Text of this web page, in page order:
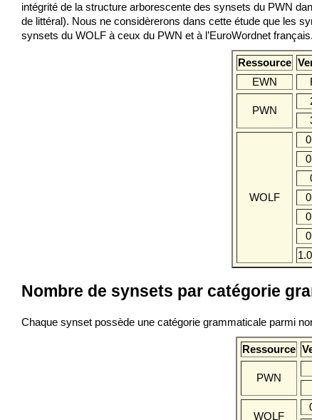
intégrité de la structure arborescente des synsets du PWN
de littéral). Nous ne considèrerons dans cette étude que les
synsets du WOLF à ceux du PWN et à l’EuroWordnet français.
Ressource
EWN
PWN
WOLF
Nombre de synsets par catégorie
Chaque synset possède une catégorie grammaticale parmi
Ressource
PWN
WOLF